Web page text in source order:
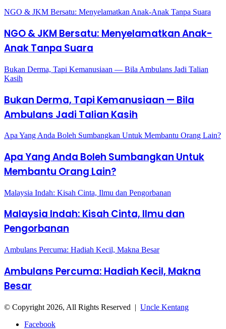
NGO & JKM Bersatu: Menyelamatkan Anak-Anak Tanpa Suara
NGO & JKM Bersatu: Menyelamatkan Anak-
Anak Tanpa Suara
Bukan Derma, Tapi Kemanusiaan — Bila Ambulans Jadi Talian
Kasih
Bukan Derma, Tapi Kemanusiaan — Bila
Ambulans Jadi Talian Kasih
Apa Yang Anda Boleh Sumbangkan Untuk Membantu Orang Lain?
Apa Yang Anda Boleh Sumbangkan Untuk
Membantu Orang Lain?
Malaysia Indah: Kisah Cinta, Ilmu dan Pengorbanan
Malaysia Indah: Kisah Cinta, Ilmu dan
Pengorbanan
Ambulans Percuma: Hadiah Kecil, Makna Besar
Ambulans Percuma: Hadiah Kecil, Makna
Besar
© Copyright 2026, All Rights Reserved | Uncle Kentang
Facebook